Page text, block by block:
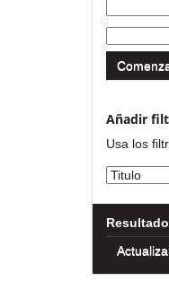
Añadir
Usa los